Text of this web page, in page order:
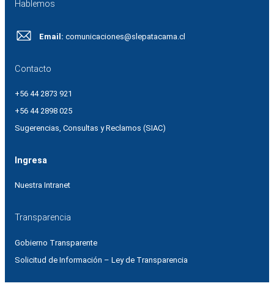
Hablemos
Email: comunicaciones@slepatacama.cl
Contacto
+56 44 2873 921
+56 44 2898 025
Sugerencias, Consultas y Reclamos (SIAC)
Ingresa
Nuestra Intranet
Transparencia
Gobierno Transparente
Solicitud de Información – Ley de Transparencia